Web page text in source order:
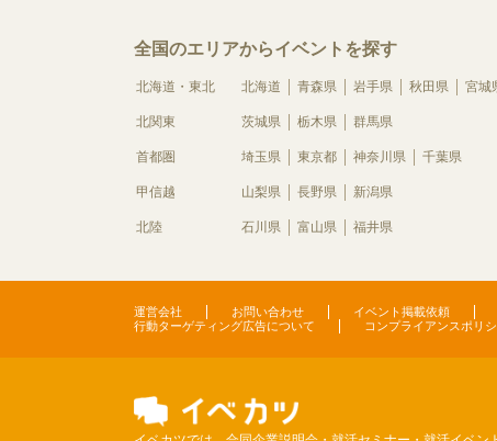
全国のエリアからイベントを探す
北海道・東北 北海道 青森県 岩手県 秋田県 宮城
北関東 茨城県 栃木県 群馬県
首都圏 埼玉県 東京都 神奈川県 千葉県
甲信越 山梨県 長野県 新潟県
北陸 石川県 富山県 福井県
運営会社 お問い合わせ イベント掲載依頼
行動ターゲティング広告について
コンプライアンスポリ